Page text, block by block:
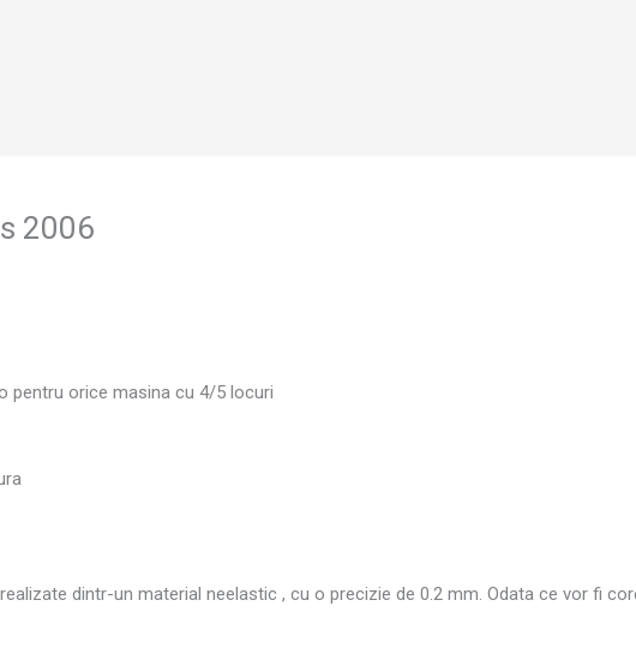
2006
pentru orice masina cu 4/5 locuri
dintr-un material neelastic , cu o precizie de 0.2 mm. Odata ce vor fi